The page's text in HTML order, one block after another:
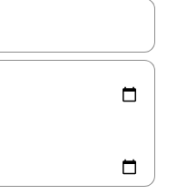
explore-os